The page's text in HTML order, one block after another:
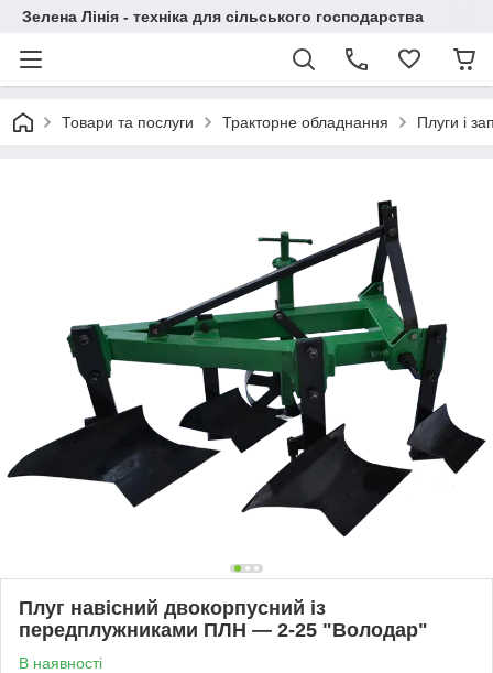
Зелена Лінія - техніка для сільського господарства
Товари та послуги Тракторне обладнання Плуги і
Плуг навісний двокорпусний із
передплужниками ПЛН — 2-25 "Володар"
В наявності